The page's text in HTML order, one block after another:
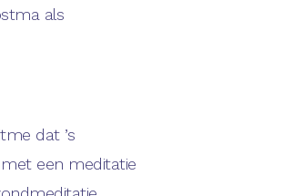
als
dat ’s
een meditatie